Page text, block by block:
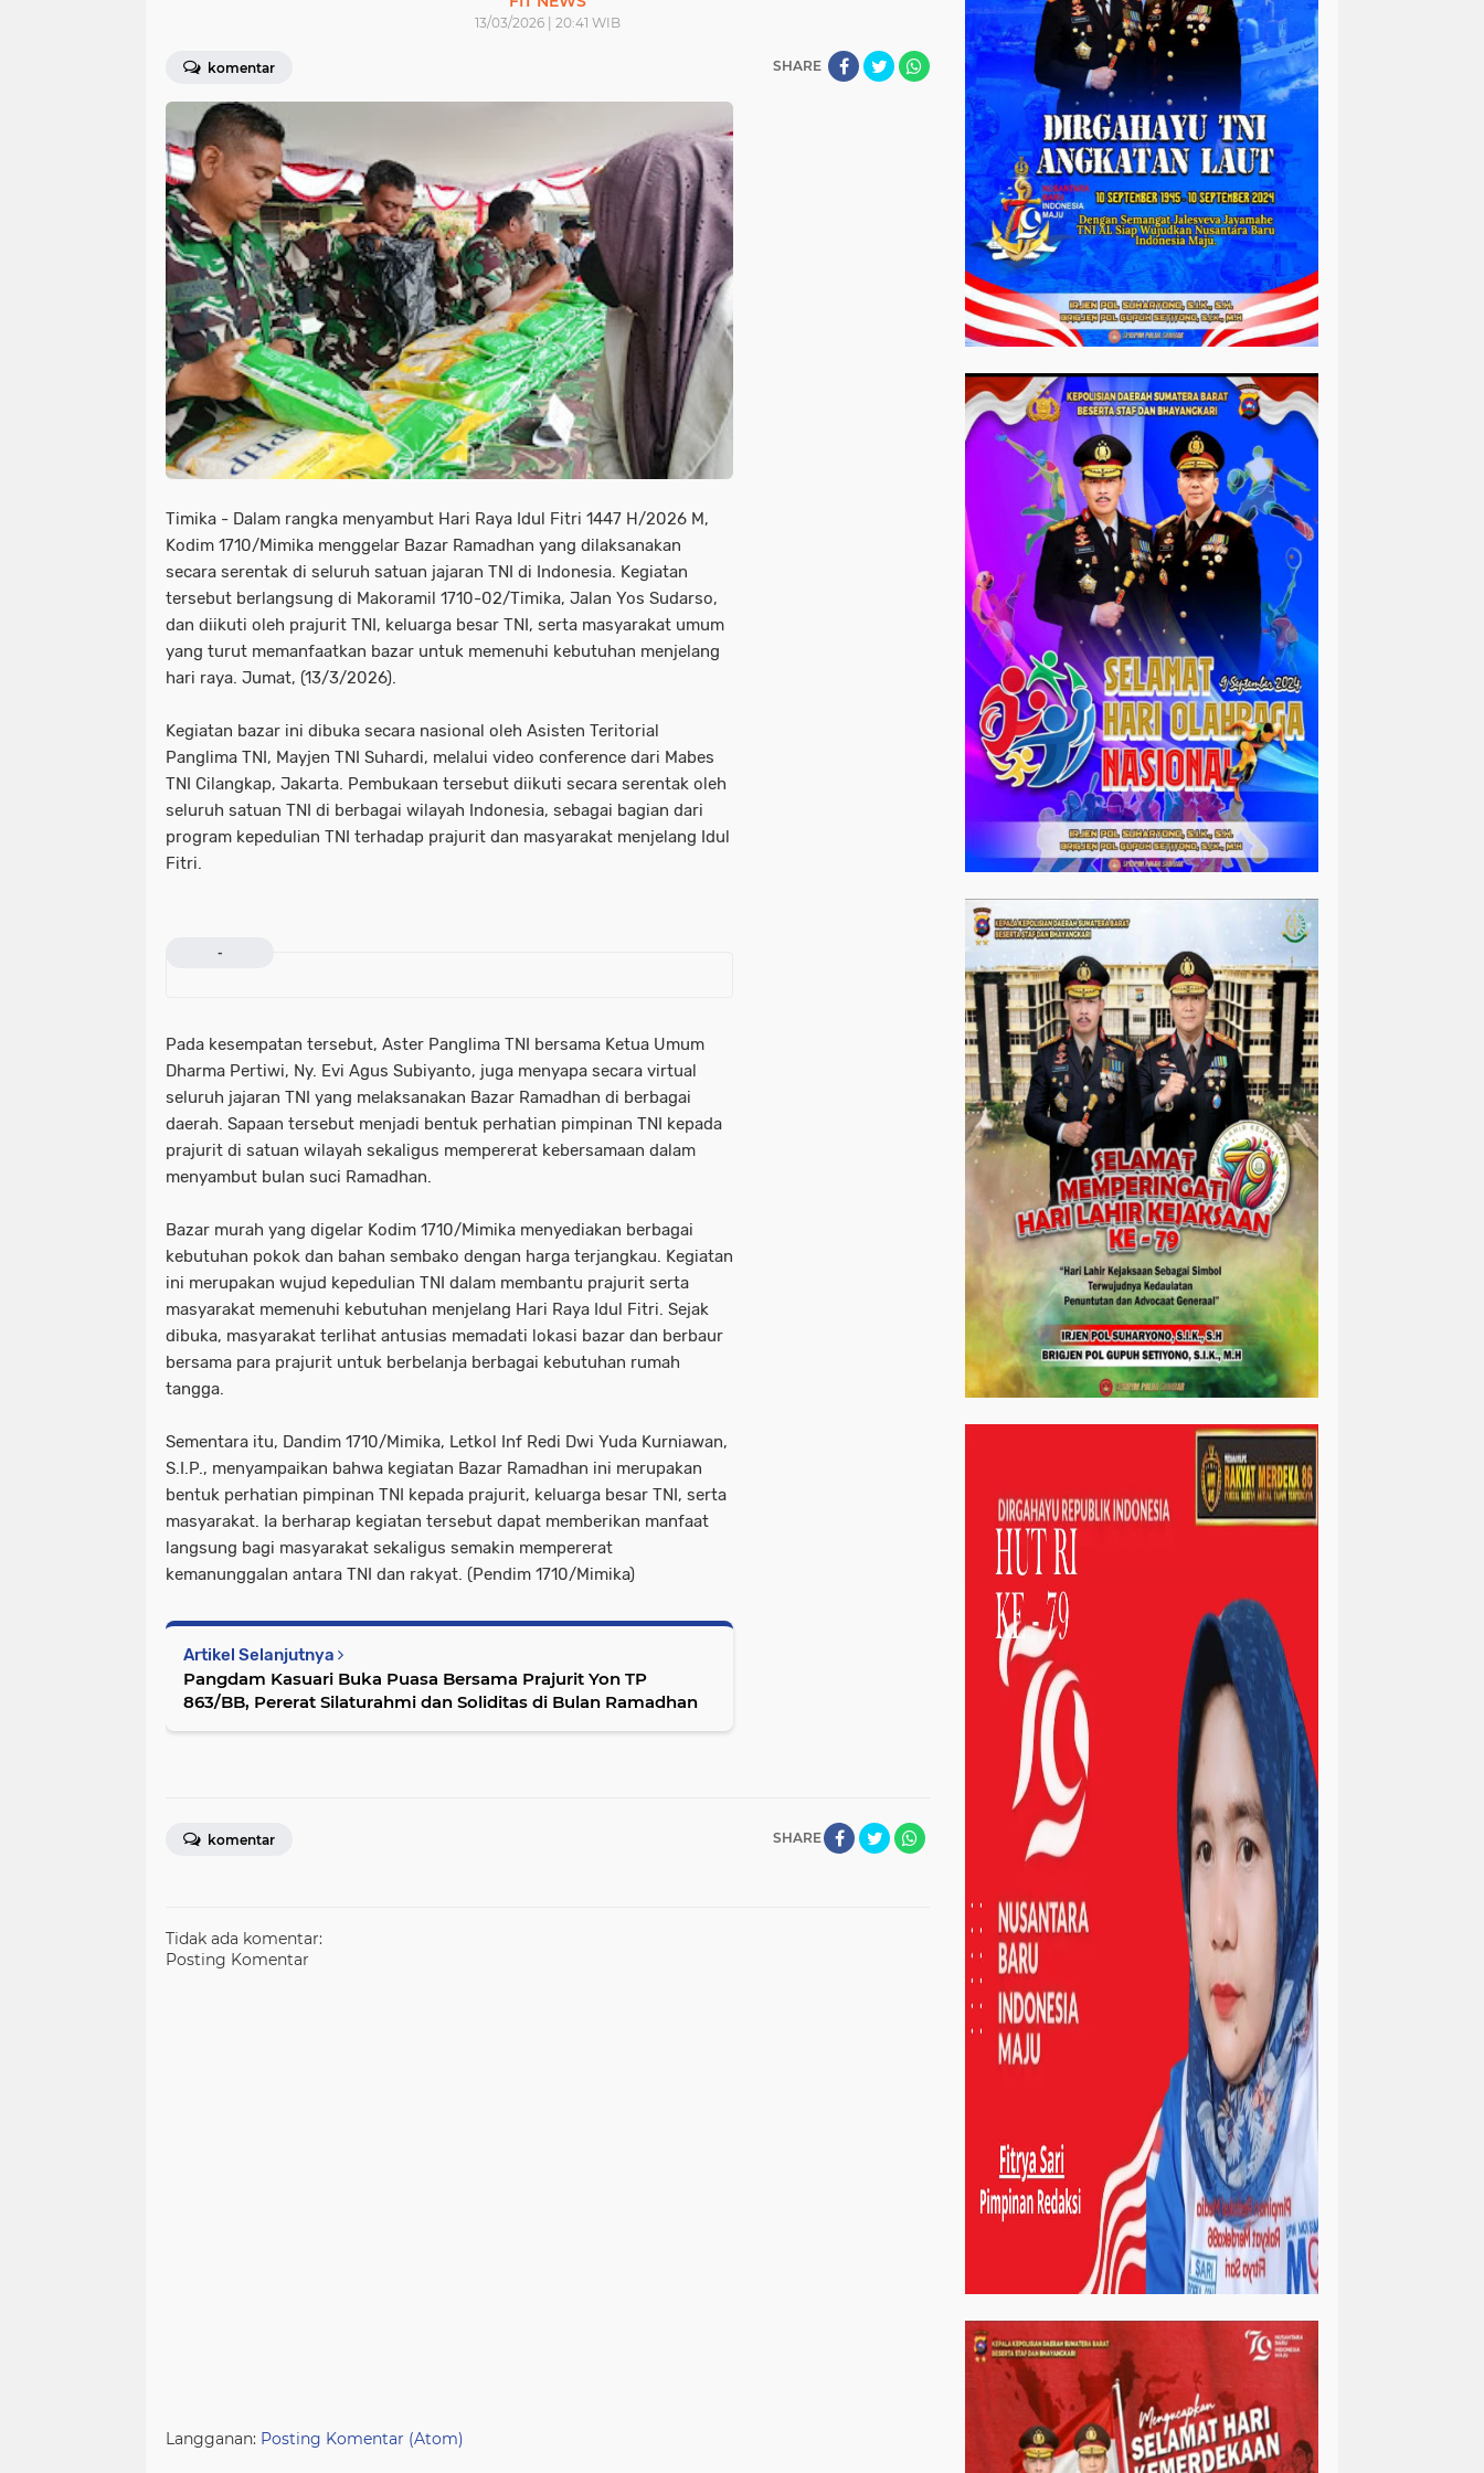
13/03/2026 | 20:41 WIB
komentar SHARE
Timika - Dalam rangka menyambut Hari Raya Idul Fitri 1447 H/2026 M,
Kodim 1710/Mimika menggelar Bazar Ramadhan yang dilaksanakan
secara serentak di seluruh satuan jajaran TNI di Indonesia. Kegiatan
tersebut berlangsung di Makoramil 1710-02/Timika, Jalan Yos Sudarso,
dan diikuti oleh prajurit TNI, keluarga besar TNI, serta masyarakat umum
yang turut memanfaatkan bazar untuk memenuhi kebutuhan menjelang
hari raya. Jumat, (13/3/2026).
Kegiatan bazar ini dibuka secara nasional oleh Asisten Teritorial
Panglima TNI, Mayjen TNI Suhardi, melalui video conference dari Mabes
TNI Cilangkap, Jakarta. Pembukaan tersebut diikuti secara serentak oleh
seluruh satuan TNI di berbagai wilayah Indonesia, sebagai bagian dari
program kepedulian TNI terhadap prajurit dan masyarakat menjelang Idul
Fitri.
-
Pada kesempatan tersebut, Aster Panglima TNI bersama Ketua Umum
Dharma Pertiwi, Ny. Evi Agus Subiyanto, juga menyapa secara virtual
seluruh jajaran TNI yang melaksanakan Bazar Ramadhan di berbagai
daerah. Sapaan tersebut menjadi bentuk perhatian pimpinan TNI kepada
prajurit di satuan wilayah sekaligus mempererat kebersamaan dalam
menyambut bulan suci Ramadhan.
Bazar murah yang digelar Kodim 1710/Mimika menyediakan berbagai
kebutuhan pokok dan bahan sembako dengan harga terjangkau. Kegiatan
ini merupakan wujud kepedulian TNI dalam membantu prajurit serta
masyarakat memenuhi kebutuhan menjelang Hari Raya Idul Fitri. Sejak
dibuka, masyarakat terlihat antusias memadati lokasi bazar dan berbaur
bersama para prajurit untuk berbelanja berbagai kebutuhan rumah
tangga.
Sementara itu, Dandim 1710/Mimika, Letkol Inf Redi Dwi Yuda Kurniawan,
S.I.P., menyampaikan bahwa kegiatan Bazar Ramadhan ini merupakan
bentuk perhatian pimpinan TNI kepada prajurit, keluarga besar TNI, serta
masyarakat. Ia berharap kegiatan tersebut dapat memberikan manfaat
langsung bagi masyarakat sekaligus semakin mempererat
kemanunggalan antara TNI dan rakyat. (Pendim 1710/Mimika)
Artikel Selanjutnya
Pangdam Kasuari Buka Puasa Bersama Prajurit Yon TP
863/BB, Pererat Silaturahmi dan Soliditas di Bulan Ramadhan
SHARE
komentar
Tidak ada komentar:
Posting Komentar
Langganan: Posting Komentar (Atom)